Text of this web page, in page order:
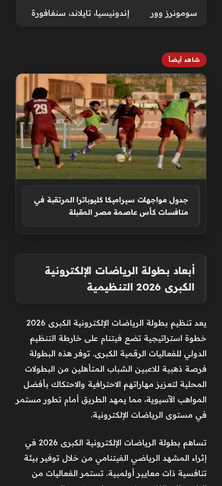
سومونرز وور إندونيسيا، تايلاند، سنغافورة
شاهد أيضاً
جدول مواجهات سيراميكا كليوباترا المرتقبة في
منافسات كأس عاصمة مصر المقبلة
أبعاد بطولة الرياضات الإلكترونية
الكبرى 2026 التنظيمية
يعد تنظيم بطولة الرياضات الإلكترونية الكبرى 2026
خطوة استراتيجية تضع فيتنام على خارطة التنظيم
الدولي للفعاليات الرقمية الكبرى. توفر هذه البطولة
فرصة ذهبية للاعبين الشباب المتأهلين من البطولات
المحلية لتعزيز مهاراتهم الاحترافية والاحتكاك بأفضل
المواهب الآسيوية، مما يمهد الطريق أمام تطور مستمر
في مستوى الرياضات الإلكترونية.
تساهم بطولة الرياضات الإلكترونية الكبرى 2026 في
إثراء المشهد الرياضي الفيتنامي من خلال توفير بيئة
تنافسية ذات معايير أولمبية. تستمر الفعاليات من